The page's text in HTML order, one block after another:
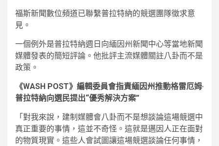
福斯新聞數位頻道已聯繫普拉特納的競選團隊徵求意
見。
一個例外是普拉特納週日向緬因州新聞中心等當地新聞
媒體發表的簡短評論。他批評主流媒體關註八卦而不是
政策。
《WASH POST》編輯委員會指責緬因州推動格雷厄姆·
普拉特納向選民提出“優秀解決方案”
「對我來說，建制媒體會八卦而不是想談論這場競選中
真正重要的事情，這並不奇怪。這就是邁因人正在面對
的物質現實。這些人會試圖讓這場競選談論任何事情，